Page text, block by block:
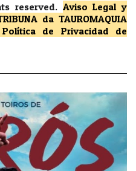
reserved. Aviso Legal y
da TAUROMAQUIA
de Privacidad
de